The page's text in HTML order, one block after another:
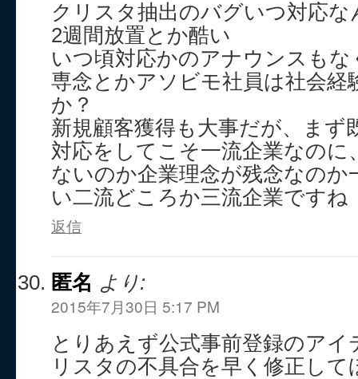
クリスタ抽出のバグいつ対応
2週間放置とか酷い
いつ頃対応かのアナウンスもな
専念とかアソビモ社員は社会経
か？
新規顧客獲得も大事だが、まず
対応をしてこそ一流企業なのに
ないのか企業理念が残念なのか
い二流どころか三流企業ですね
返信
匿名 より:
2015年7月30日 5:17 PM
とりあえず公式事前登録のア
リスタの不具合を早く修正して